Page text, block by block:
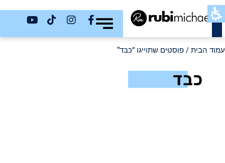
כשר
עמוד הבית / פוסטים שתוייגו ”כבד“
כבד